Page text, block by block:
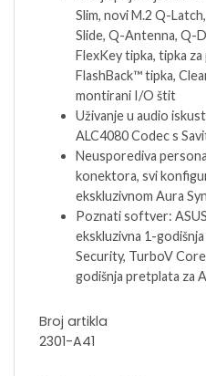
Slim, novi M.2 Q-
Slide, Q-Antenna, Q-
FlexKey tipka, tipka
FlashBack™ tipka,
montirani I/O štit
Uživanje u audio
ALC4080 Codec s
Neusporediva
konektora, svi
ekskluzivnom Aura
Poznati softver:
ekskluzivna 1-
Security, TurboV
godišnja pretplata za
Broj artikla
2301-A41